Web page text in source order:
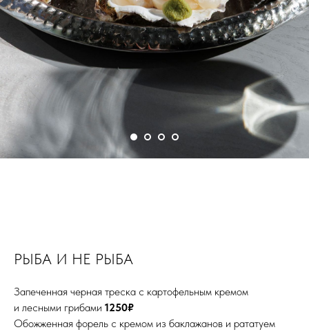
РЫБА И НЕ РЫБА
Запеченная черная треска с картофельным кремом
и лесными грибами 1250₽
Обожженная форель с кремом из баклажанов и рататуем